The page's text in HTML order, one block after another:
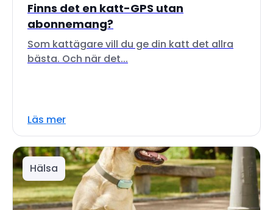
Finns det en katt-GPS utan
abonnemang?
Som kattägare vill du ge din katt det allra
bästa. Och när det...
Läs mer
Hälsa